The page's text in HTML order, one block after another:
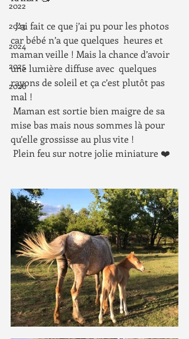
2022
2023
2024
2025
2026
  J’ai fait ce que j’ai pu pour les photos
car bébé n’a que quelques  heures et
maman veille ! Mais la chance d’avoir
une lumière diffuse avec  quelques
rayons de soleil et ça c’est plutôt pas
mal !
mise bas mais nous sommes là pour
qu’elle grossisse au plus vite !
Plein feu sur notre jolie miniature ❤️